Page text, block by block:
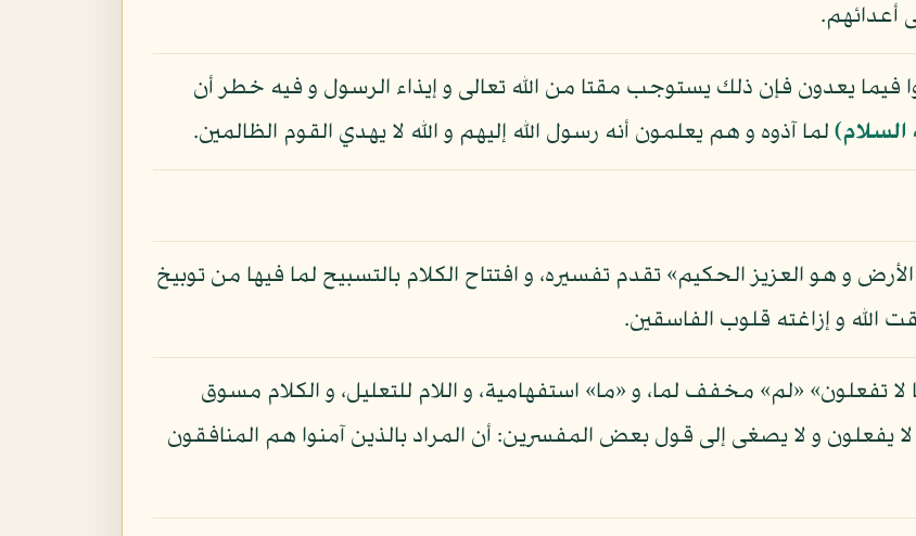
أعدائهم.
فيما يعدون فإن ذلك يستوجب مقتا من الله تعالى و إيذاء الرسول و فيه خطر أن
السلام) لما آذوه و هم يعلمون أنه رسول الله إليهم و الله لا يهدي القوم الظالمين.
و هو العزيز الحكيم» تقدم تفسيره، و افتتاح الكلام بالتسبيح لما فيها من توبيخ
الله و إزاغته قلوب الفاسقين.
لا تفعلون» «لم» مخفف لما، و «ما» استفهامية، و اللام للتعليل، و الكلام مسوق
يفعلون و لا يصغى إلى قول بعض المفسرين: أن المراد بالذين آمنوا هم المنافقون